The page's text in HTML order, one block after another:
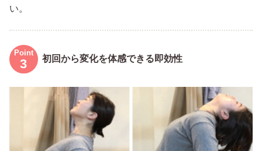
い。
初回から変化を体感できる即効性